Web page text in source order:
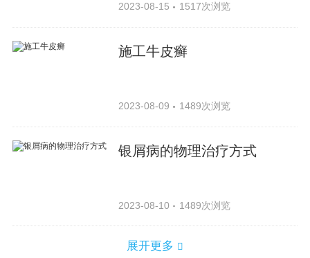
2023-08-15 1517次浏览
施工牛皮癣
2023-08-09 1489次浏览
银屑病的物理治疗方式
2023-08-10 1489次浏览
展开更多